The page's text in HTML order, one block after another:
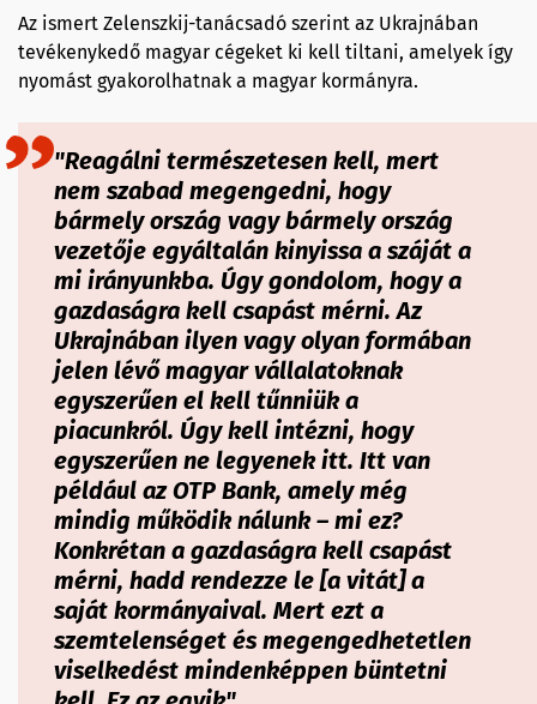
Az ismert Zelenszkij-tanácsadó szerint az Ukrajnában
tevékenykedő magyar cégeket ki kell tiltani, amelyek így
nyomást gyakorolhatnak a magyar kormányra.
"Reagálni természetesen kell, mert
nem szabad megengedni, hogy
bármely ország vagy bármely ország
vezetője egyáltalán kinyissa a száját a
mi irányunkba. Úgy gondolom, hogy a
gazdaságra kell csapást mérni. Az
Ukrajnában ilyen vagy olyan formában
jelen lévő magyar vállalatoknak
egyszerűen el kell tűnniük a
piacunkról. Úgy kell intézni, hogy
egyszerűen ne legyenek itt. Itt van
például az OTP Bank, amely még
mindig működik nálunk – mi ez?
Konkrétan a gazdaságra kell csapást
mérni, hadd rendezze le [a vitát] a
saját kormányaival. Mert ezt a
szemtelenséget és megengedhetetlen
viselkedést mindenképpen büntetni